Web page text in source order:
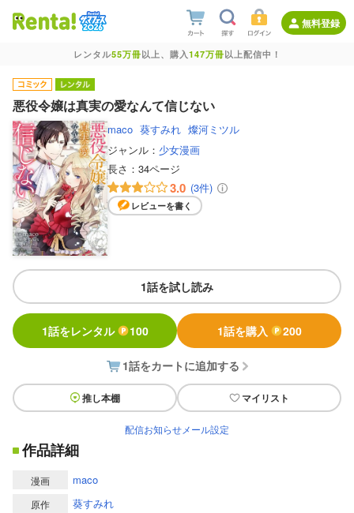
無料登録
レンタル55万冊以上、購入147万冊以上配信中！
悪役令嬢は真実の愛なんて信じない
maco 葵すみれ 燦河ミツル
ジャンル： 少女漫画
長さ： 34ページ
3.0 (3件)
レビューを書く
1話を試し読み
1話をレンタル 100 1話を購入 200
1話をカートに追加する
推し本棚 マイリスト
配信お知らせメール設定
作品詳細
漫画 maco
原作 葵すみれ